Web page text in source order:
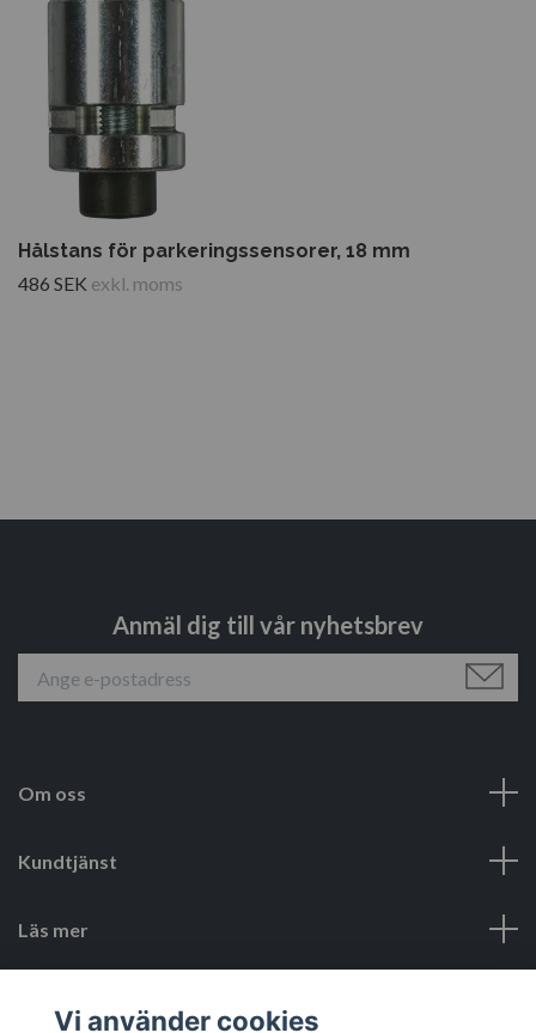
Hålstans för parkeringssensorer, 18 mm
486 SEK exkl. moms
Anmäl dig till vår nyhetsbrev
Om oss
Kundtjänst
Läs mer
Vi använder cookies